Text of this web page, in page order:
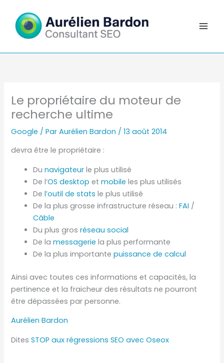
contenu
Le propriétaire du moteur de
recherche ultime
Google / ParAurélien Bardon /13 août 2014
devra être le propriétaire :
Dunavigateur le plus utilisé
De l’OS desktop etmobile les plus utilisés
Del’outil de stats le plus utilisé
De la plus grosse infrastructure réseau :FAI /
Câble
Du plus grosréseau social
De lamessagerie la plus performante
De la plus importantepuissance de calcul
Ainsi avec toutes ces informations et capacités, la
pertinence et la fraicheur des résultats ne pourront
être dépassées par personne.
Aurélien Bardon
DitesSTOP aux régressions SEO avec Oseox